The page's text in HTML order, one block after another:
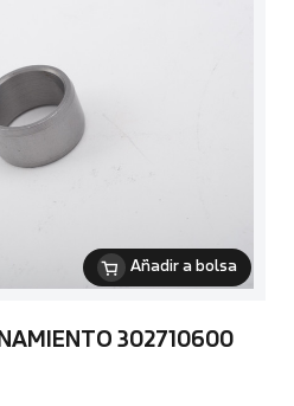
Añadir a bolsa
302710600